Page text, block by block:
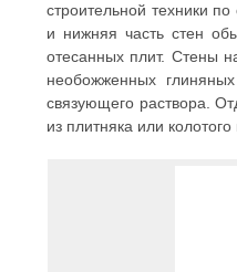
строительной техники
и нижняя часть стен
отесанных плит. Стены
необожженных
связующего раствора.
из плитняка или